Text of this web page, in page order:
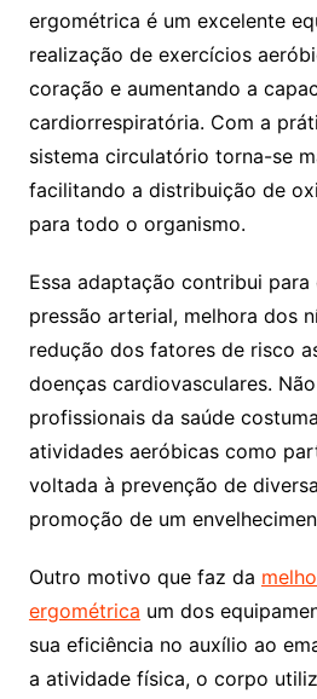
ergométrica é um excelente
realização de exercícios
coração e aumentando a
cardiorrespiratória. Com a
sistema circulatório torna-se
facilitando a distribuição de
para todo o organismo.
Essa adaptação contribui
pressão arterial, melhora dos
redução dos fatores de risco
doenças cardiovasculares.
profissionais da saúde
atividades aeróbicas como
voltada à prevenção de
promoção de um
Outro motivo que faz da
ergométrica um dos
sua eficiência no auxílio ao
a atividade física, o corpo